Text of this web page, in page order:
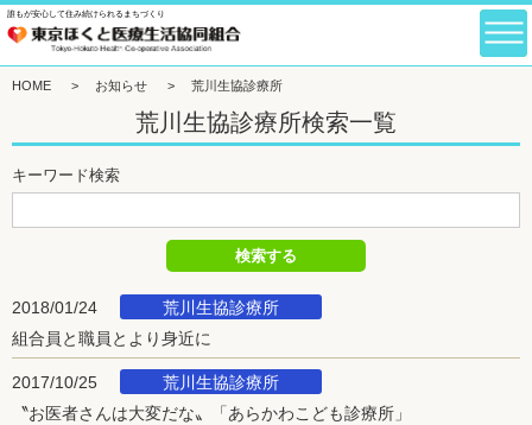
誰もが安心して住み続けられるまちづくり
HOME > お知らせ > 荒川生協診療所
荒川生協診療所検索一覧
キーワード検索
2018/01/24
荒川生協診療所
組合員と職員とより身近に
2017/10/25
荒川生協診療所
〝お医者さんは大変だな〟「あらかわこども診療所」